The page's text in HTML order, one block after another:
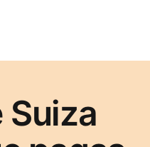
Suiza